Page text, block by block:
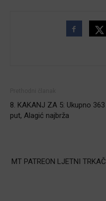
8. KAKANJ ZA 5: Ukupno
put, Alagić najbrža
MT PATREON LJETNI